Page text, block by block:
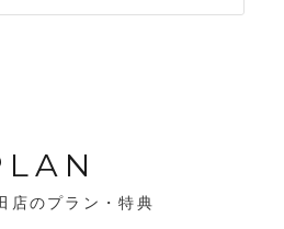
店のプラン・特典